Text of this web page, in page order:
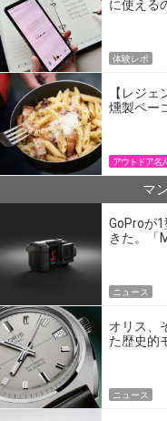
に使える
体験レポ
【レジ
燻製ベー
アウトドア名
マ
GoProが
きた。「
ニュース
オリス、
た歴史的
ニュース